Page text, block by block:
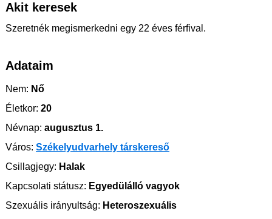
Akit keresek
Szeretnék megismerkedni egy 22 éves férfival.
Adataim
Nem: Nő
Életkor: 20
Névnap: augusztus 1.
Város: Székelyudvarhely társkereső
Csillagjegy: Halak
Kapcsolati státusz: Egyedülálló vagyok
Szexuális irányultság: Heteroszexuális